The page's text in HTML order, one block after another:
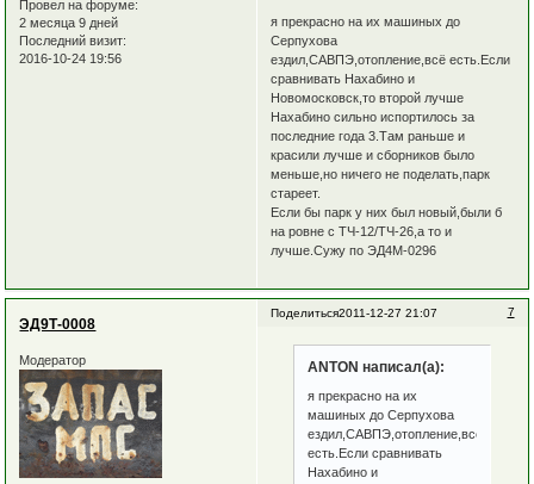
Провел на форуме:
2 месяца 9 дней
Последний визит:
2016-10-24 19:56
я прекрасно на их машиных до
Серпухова
ездил,САВПЭ,отопление,всё есть.Если
сравнивать Нахабино и
Новомосковск,то второй лучше
Нахабино сильно испортилось за
последние года 3.Там раньше и
красили лучше и сборников было
меньше,но ничего не поделать,парк
стареет.
Если бы парк у них был новый,были б
на ровне с ТЧ-12/ТЧ-26,а то и
лучше.Сужу по ЭД4М-0296
Поделиться 7
2011-12-27 21:07
ЭД9Т-0008
Модератор ANTON написал(а):
я прекрасно на их
машиных до Серпухова
ездил,САВПЭ,отопление,всё
есть.Если сравнивать
Нахабино и